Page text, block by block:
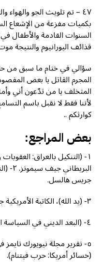
٤٧ – تم تلويث الجو والهواء
بكميات مفزعة من الإشعاع
السنوات القادمة والأطفال
قذائف اليورانيوم
ﺳﺆﺍﻟﻲ ﻓﻲ ﺧﺘﺎﻡ ﻣﺎ ﺳﺒﻖ ﻣﻦ
ﺍﻟﻤﺠﺮﻡ ﺍﻟﻘﺎﺗﻞ ﻳﺎ ﺑﻌﺾ
ﺍﻟﻤﺘﺨﻠﻒ ﻳﺎ ﻣﻦ ﺗﺪّﻋﻮﻥ ﺃﻧﻲ
لأننا فقط لا نقبل باسم
كوارثكم ..
بعض المراجع:
١- (التنكيل بالعراق:
جريس هالسل.
٣- (يد الله)، الكاتبة الأمريكية جريس هالسل.
٤- (البعد الديني في السياسة الأمريكية)، د. يوسف الحسن.
(خسائر أمريكا: حرب فيتنام).